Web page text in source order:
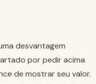
desvantagem
por pedir acima
de mostrar seu valor.